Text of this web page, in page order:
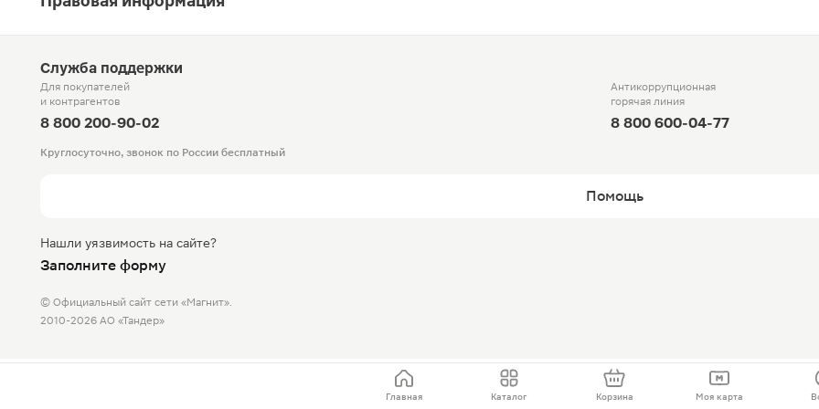
Служба поддержки
Для покупателей
и контрагентов
8 800 200-90-02
Антикоррупционная
горячая линия
8 800 600-04-77
Круглосуточно, звонок по России бесплатный
Помощь
Нашли уязвимость на сайте?
Заполните форму
© Официальный сайт сети «Магнит».
2010-2026 АО «Тандер»
Главная Каталог Корзина Моя карта